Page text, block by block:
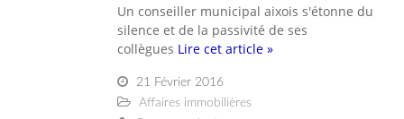
Un conseiller municipal aixois s'étonne du
silence et de la passivité de ses
collègues Lire cet article »
21 Février 2016
Affaires immobilières